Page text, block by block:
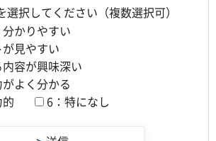
択してください（複数選択可）
かりやすい
見やすい
容が興味深い
よく分かる
6：特になし